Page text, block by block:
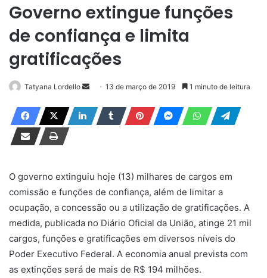
Governo extingue funções
de confiança e limita
gratificações
Tatyana Lordello
m
i
l
13 de março de 2019 1 minuto de leitura
O governo extinguiu hoje (13) milhares de cargos em
comissão e funções de confiança, além de limitar a
ocupação, a concessão ou a utilização de gratificações. A
medida, publicada no Diário Oficial da União, atinge 21 mil
cargos, funções e gratificações em diversos níveis do
Poder Executivo Federal. A economia anual prevista com
as extinções será de mais de R$ 194 milhões.